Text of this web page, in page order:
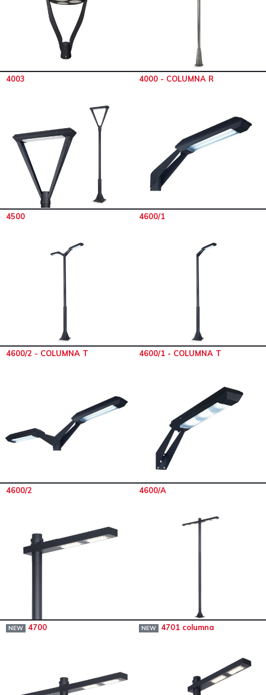
4003 4000 - COLUMNA R
4500 4600/1
4600/2 - COLUMNA T 4600/1 - COLUMNA T
4600/2 4600/A
NEW 4700 NEW 4701 columna